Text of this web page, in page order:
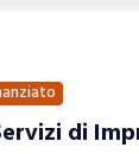
di